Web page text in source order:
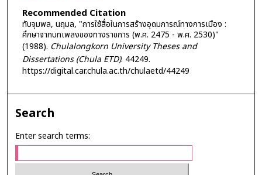
Recommended Citation
ทับจุมพล, นฤมล, "การใช้สื่อในการสร้างอุดมการณ์ทางการเมือง :
ศึกษาจากบทเพลงของทางราชการ (พ.ศ. 2475 - พ.ศ. 2530)"
(1988). Chulalongkorn University Theses and
Dissertations (Chula ETD). 44249.
https://digital.car.chula.ac.th/chulaetd/44249
Search
Enter search terms: